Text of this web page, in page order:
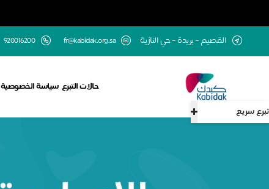
تبرع سريع
القصيم – بريدة – حي النازية fr@kabidak.org.sa
920016200
حالات التبرع سياسة الخصوصية